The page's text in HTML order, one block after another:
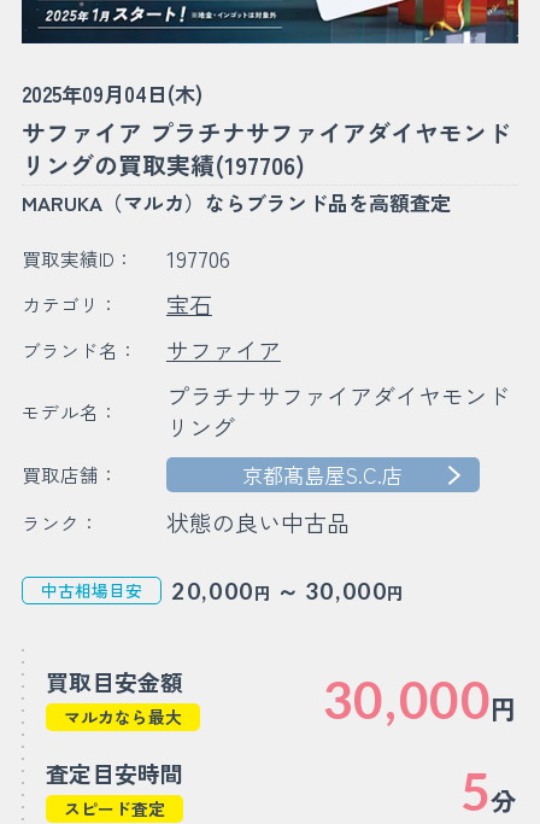
2025年09月04日(木)
サファイア プラチナサファイアダイヤモンド
リングの買取実績(197706)
MARUKA（マルカ）ならブランド品を高額査定
買取実績ID： 197706
カテゴリ： 宝石
ブランド名： サファイア
モデル名：
プラチナサファイアダイヤモンド
リング
買取店舗： 京都髙島屋S.C.店
ランク： 状態の良い中古品
中古相場目安 20,000円 ～ 30,000円
買取目安金額
マルカなら最大 30,000円
査定目安時間
スピード査定 5分